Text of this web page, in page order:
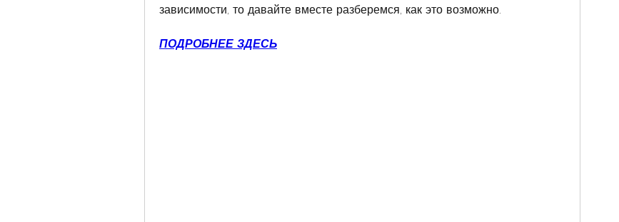
зависимости, то давайте вместе разберемся, как это возможно.
ПОДРОБНЕЕ ЗДЕСЬ